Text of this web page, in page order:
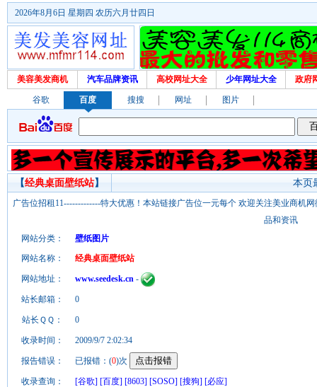
2026年8月6日 星期四 农历六月廿四日
美容美发商机 汽车品牌资讯 高校网址大全 少年网址大全 政府
谷歌 百度 搜搜 网址 图片
本页
【经典桌面壁纸站】
广告位招租11-------------特大优惠！本站链接广告位一元每个 欢迎关注美业商机
品和资讯
网站分类：
壁纸图片
网站名称：
经典桌面壁纸站
网站地址： www.seedesk.cn -
站长邮箱： 0
站长ＱＱ： 0
收录时间： 2009/9/7 2:02:34
报告错误： 已报错：(0)次
收录查询： [谷歌] [百度] [8603] [SOSO] [搜狗] [必应]